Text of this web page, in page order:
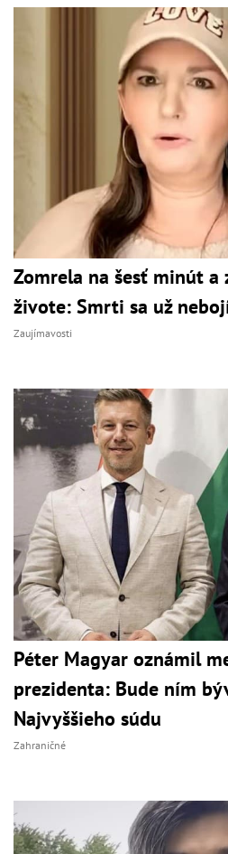
Zomrela na šesť minút a
živote: Smrti sa už
Zaujímavosti
Péter Magyar oznámil
prezidenta: Bude ním
Najvyššieho súdu
Zahraničné